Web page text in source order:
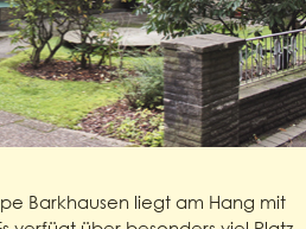
Barkhausen liegt am Hang mit